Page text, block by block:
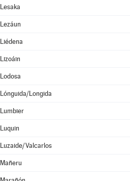
Lesaka
Lezáun
Liédena
Lizoáin
Lodosa
Lónguida/Longida
Lumbier
Luquin
Luzaide/Valcarlos
Mañeru